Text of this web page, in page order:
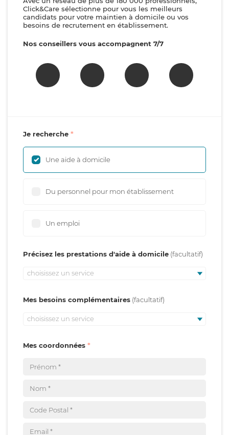
Click&Care sélectionne pour vous les meilleurs
candidats pour votre maintien à domicile ou vos
besoins de recrutement en établissement.
Nos conseillers vous accompagnent 7/7
Je recherche
Une aide à domicile
Du personnel pour mon établissement
Un emploi
Précisez les prestations d'aide à domicile
choisissez un service
Mes besoins complémentaires
choisissez un service
Mes coordonnées